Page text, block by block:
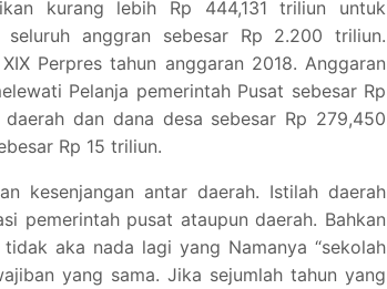
kurang lebih Rp 444,131 triliun untuk
anggran sebesar Rp 2.200 triliun.
Perpres tahun anggaran 2018. Anggaran
Pelanja pemerintah Pusat sebesar Rp
dan dana desa sebesar Rp 279,450
Rp 15 triliun.
kesenjangan antar daerah. Istilah daerah
pemerintah pusat ataupun daerah. Bahkan
aka nada lagi yang Namanya “sekolah
yang sama. Jika sejumlah tahun yang